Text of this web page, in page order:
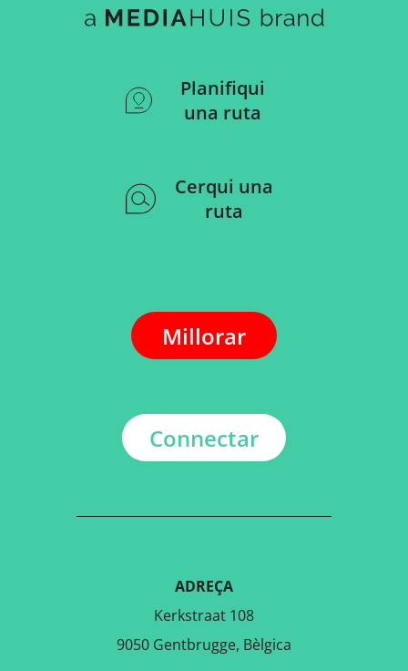
Planifiqui
una ruta
Cerqui una
ruta
Millorar
Connectar
ADREÇA
Kerkstraat 108
9050 Gentbrugge, Bèlgica